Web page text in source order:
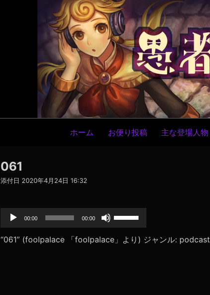
ナ
ビ
シ
ョ
ホーム お便り投稿 主な登場人物
061
添付日 2020年4月24日 16:32
声
レ
ー
00:00 00:00
リ
ー
“061” (foolpalace 「foolpalace」より) ジャンル: podcast